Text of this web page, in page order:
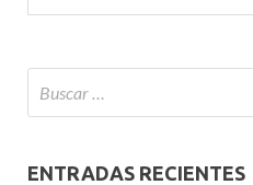
ENTRADAS RECIENTES